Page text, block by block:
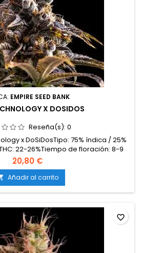
EMPIRE SEED BANK
X DOSIDOS
Reseña(s): 0
x DoSiDosTipo: 75% índica / 25%
22-26%Tiempo de floración: 8-9
en interior: 500-600
exterior: 700-950 g/planta (lista a
de octubre)Altura: 100-140 cm en
exteriorAromas y sabores: Terrosos
y...
20,80 €
Añadir al carrito
favorite_border